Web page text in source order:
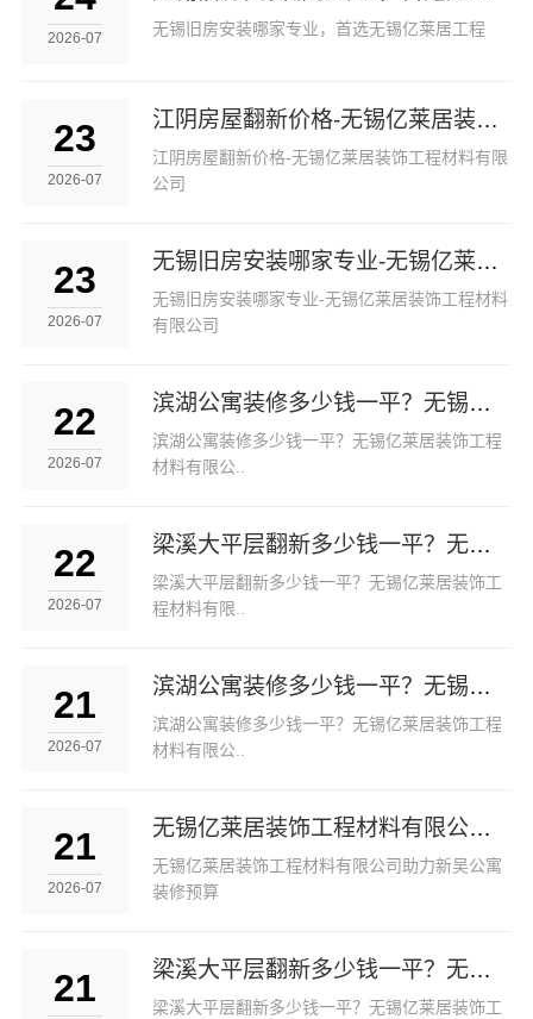
2026-07 无锡旧房安装哪家专业，首选无锡亿莱居工程
23
2026-07
江阴房屋翻新价格-无锡亿莱居装饰工程材料有限公司
江阴房屋翻新价格-无锡亿莱居装饰工程材料有限
公司
23
2026-07
无锡旧房安装哪家专业-无锡亿莱居装饰工程材料有限公司
无锡旧房安装哪家专业-无锡亿莱居装饰工程材料
有限公司
22
2026-07
滨湖公寓装修多少钱一平？无锡亿莱居装饰工程材料有限公司
滨湖公寓装修多少钱一平？无锡亿莱居装饰工程
材料有限公..
22
2026-07
梁溪大平层翻新多少钱一平？无锡亿莱居装饰工程材料有限公司
梁溪大平层翻新多少钱一平？无锡亿莱居装饰工
程材料有限..
21
2026-07
滨湖公寓装修多少钱一平？无锡亿莱居装饰工程材料有限公司为您报价
滨湖公寓装修多少钱一平？无锡亿莱居装饰工程
材料有限公..
21
2026-07
无锡亿莱居装饰工程材料有限公司助力新吴公寓装修预算
无锡亿莱居装饰工程材料有限公司助力新吴公寓
装修预算
21 梁溪大平层翻新多少钱一平？无锡亿莱居装饰工程材料有限公司详解
梁溪大平层翻新多少钱一平？无锡亿莱居装饰工